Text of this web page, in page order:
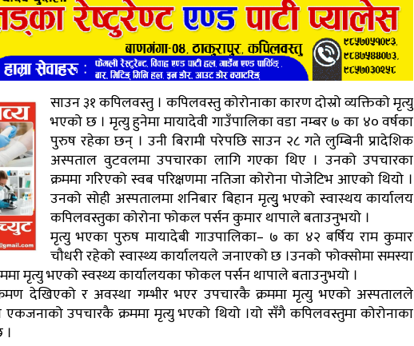
साउन ३१ कपिलवस्तु । कपिलवस्तु कोरोनाका कारण दोस्रो व्यक्तिको मृत्यु
भएको छ । मृत्यु हुनेमा मायादेवी गाउँपालिका वडा नम्बर ७ का ४० वर्षका
पुरुष रहेका छन् । उनी बिरामी परेपछि साउन २८ गते लुम्बिनी प्रादेशिक
अस्पताल वुटवलमा उपचारका लागि गएका थिए । उनको उपचारका
क्रममा गरिएको स्वब परिक्षणमा नतिजा कोरोना पोजेटिभ आएको थियो ।
उनको सोही अस्पतालमा शनिबार बिहान मृत्युु भएको स्वास्थय कार्यालय
कपिलवस्तुका कोरोना फोकल पर्सन कुमार थापाले बताउनुभयो ।
मृत्यु भएका पुरुष मायादेबी गाउपालिका– ७ का ४२ बर्षिय राम कुमार
चौधरी रहेको स्वास्थ्य कार्यालयले जनाएको छ ।उनको फोक्सोमा समस्या
मृत्यु भएको स्वस्थ्य कार्यालयका फोकल पर्सन थापाले बताउनुभयो ।
देखिएको र अवस्था गम्भीर भएर उपचारकै क्रममा मृत्यु भएको अस्पतालले
उपचारकै क्रममा मृत्यु भएको थियो ।यो सँगै कपिलवस्तुमा कोरोनाका